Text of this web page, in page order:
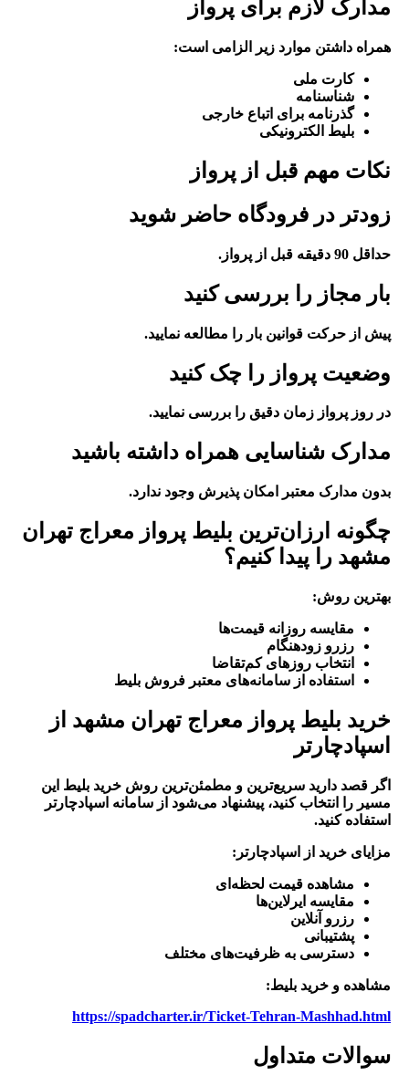
مدارک لازم برای پرواز
همراه داشتن موارد زیر الزامی است:
کارت ملی
شناسنامه
گذرنامه برای اتباع خارجی
بلیط الکترونیکی
نکات مهم قبل از پرواز
زودتر در فرودگاه حاضر شوید
حداقل 90 دقیقه قبل از پرواز.
بار مجاز را بررسی کنید
پیش از حرکت قوانین بار را مطالعه نمایید.
وضعیت پرواز را چک کنید
در روز پرواز زمان دقیق را بررسی نمایید.
مدارک شناسایی همراه داشته باشید
بدون مدارک معتبر امکان پذیرش وجود ندارد.
چگونه ارزان‌ترین بلیط پرواز معراج تهران
مشهد را پیدا کنیم؟
بهترین روش:
مقایسه روزانه قیمت‌ها
رزرو زودهنگام
انتخاب روزهای کم‌تقاضا
استفاده از سامانه‌های معتبر فروش بلیط
خرید بلیط پرواز معراج تهران مشهد از
اسپادچارتر
اگر قصد دارید سریع‌ترین و مطمئن‌ترین روش خرید بلیط این
مسیر را انتخاب کنید، پیشنهاد می‌شود از سامانه اسپادچارتر
استفاده کنید.
مزایای خرید از اسپادچارتر:
مشاهده قیمت لحظه‌ای
مقایسه ایرلاین‌ها
رزرو آنلاین
پشتیبانی
دسترسی به ظرفیت‌های مختلف
مشاهده و خرید بلیط:
https://spadcharter.ir/Ticket-Tehran-Mashhad.html
سوالات متداول